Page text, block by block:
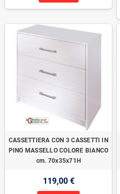
CASSETTIERA CON 3 CASSETTI IN
PINO MASSELLO COLORE BIANCO
cm. 70x35x71H
119,00 €